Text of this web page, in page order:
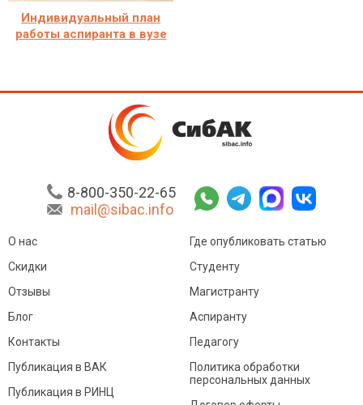
Индивидуальный план
работы аспиранта в вузе
8-800-350-22-65
mail@sibac.info
О нас
Скидки
Отзывы
Блог
Контакты
Где опубликовать статью
Студенту
Магистранту
Аспиранту
Педагогу
Публикация в ВАК
Публикация в РИНЦ
Политика обработки
персональных данных